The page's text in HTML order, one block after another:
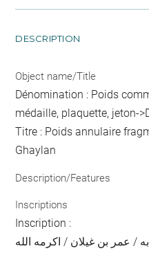
DESCRIPTION
Object name/Title
Dénomination : Poids
médaille, plaquette, jeton-
Titre : Poids annulaire
Ghaylan
Description/Features
Inscriptions
Inscription :
/ عمر بن غيلان / اكرمه الله